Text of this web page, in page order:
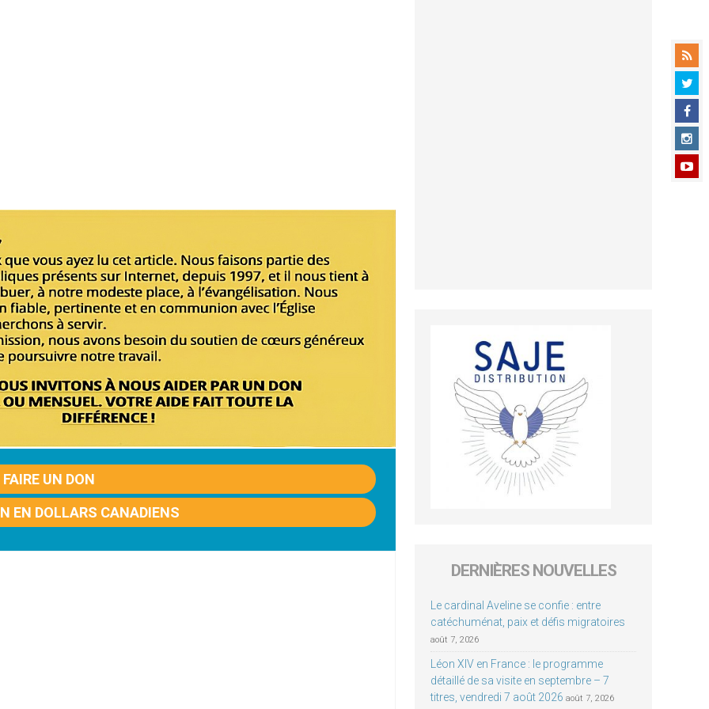
FAIRE UN DON
EN DOLLARS CANADIENS
DERNIÈRES NOUVELLES
Le cardinal Aveline se confie : entre
catéchuménat, paix et défis migratoires
août 7, 2026
Léon XIV en France : le programme
détaillé de sa visite en septembre – 7
titres, vendredi 7 août 2026 août 7, 2026